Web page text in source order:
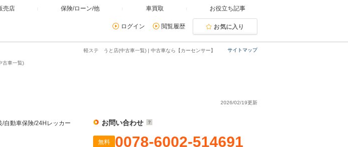
売店 保険/ローン/他 車買取 お役立ち記事
ログイン 閲覧履歴 お気に入り
サイトマップ
軽ステ うと店(中古車一覧) | 中古車なら【カーセンサー】
車一覧)
2026/02/19更新
自動車保険/24Hレッカー お問い合わせ
無料 0078-6002-514691